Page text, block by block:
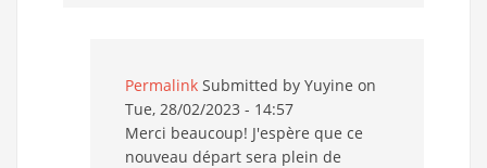
Permalink Submitted by Yuyine on
Tue, 28/02/2023 - 14:57
Merci beaucoup! J'espère que ce
nouveau départ sera plein de